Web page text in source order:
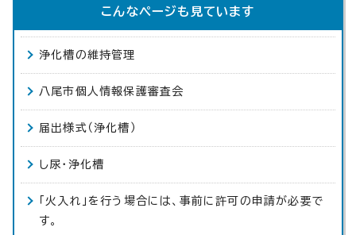
こんなページも見ています
浄化槽の維持管理
八尾市個人情報保護審査会
届出様式（浄化槽）
し尿・浄化槽
「火入れ」を行う場合には、事前に許可の申請が必要で
す。